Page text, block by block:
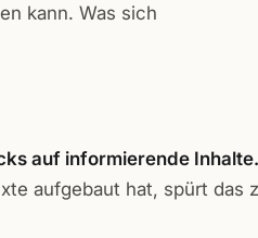
kann. Was sich
auf informierende Inhalte.
aufgebaut hat, spürt das